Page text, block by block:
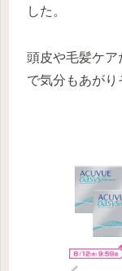
した。
頭皮や毛髪ケア
で気分もあがり